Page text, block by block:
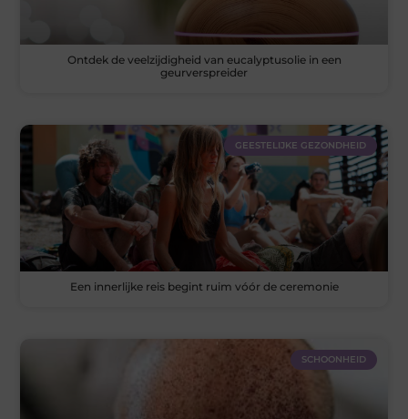
Ontdek de veelzijdigheid van eucalyptusolie in een
geurverspreider
GEESTELIJKE GEZONDHEID
Een innerlijke reis begint ruim vóór de ceremonie
SCHOONHEID